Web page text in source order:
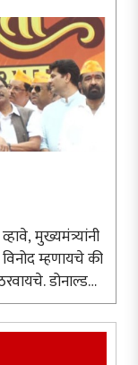
मुख्यमंत्र्यांनी
म्हणायचे की
डोनाल्ड
आंदोलनात सहभागी